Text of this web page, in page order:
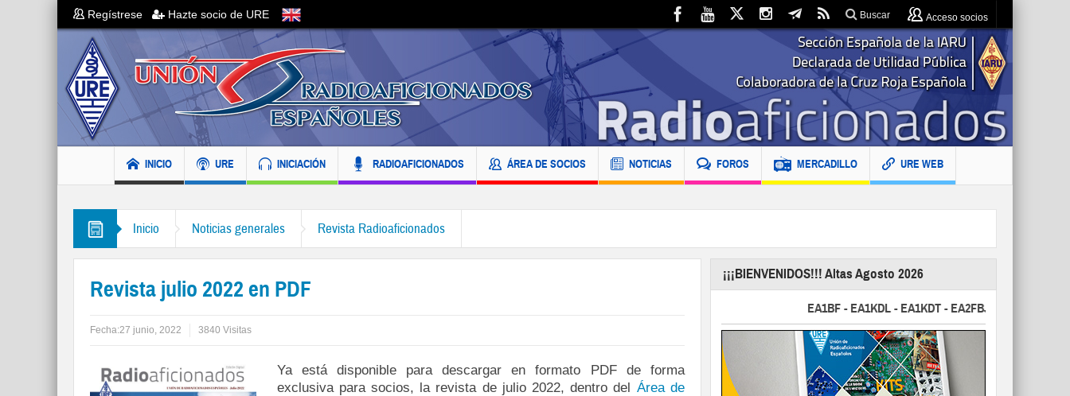
Regístrese Hazte socio de URE Buscar Acceso socios
INICIO URE INICIACIÓN RADIOAFICIONADOS ÁREA DE SOCIOS NOTICIAS FOROS MERCADILLO URE WEB
Inicio Noticias generales Revista Radioaficionados
Revista julio 2022 en PDF
Fecha:27 junio, 2022 3840 Visitas
Ya está disponible para descargar en formato PDF de forma
exclusiva para socios, la revista de julio 2022, dentro del Área de
¡¡¡BIENVENIDOS!!! Altas Agosto 2026
EA1BF - EA1KDL - EA1KDT - EA2FBJ - EA2FJU - EA2FKI